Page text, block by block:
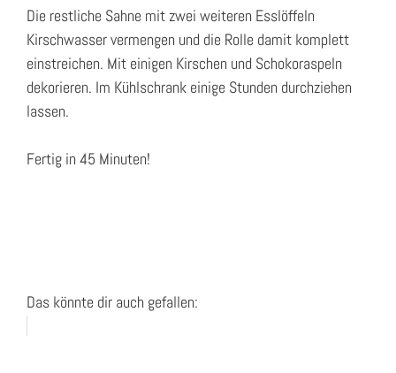
Die restliche Sahne mit zwei weiteren Esslöffeln
Kirschwasser vermengen und die Rolle damit komplett
einstreichen. Mit einigen Kirschen und Schokoraspeln
dekorieren. Im Kühlschrank einige Stunden durchziehen
lassen.
Fertig in 45 Minuten!
Das könnte dir auch gefallen: